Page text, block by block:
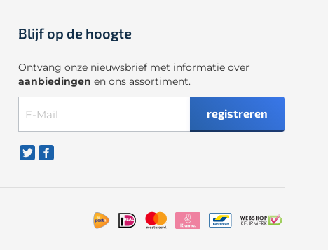
Blijf op de hoogte
Ontvang onze nieuwsbrief met informatie over
aanbiedingen en ons assortiment.
registreren